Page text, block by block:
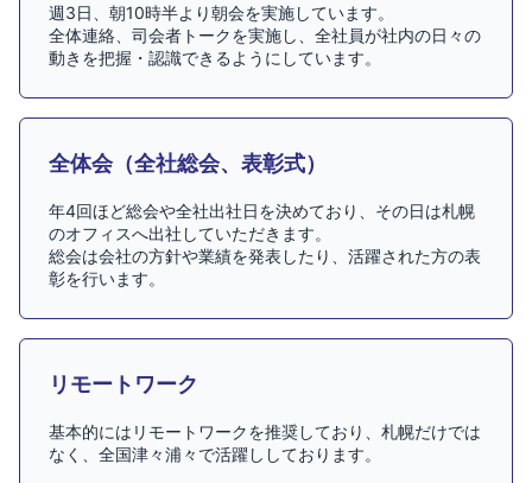
週3日、朝10時半より朝会を実施しています。
全体連絡、司会者トークを実施し、全社員が社内の日々の
動きを把握・認識できるようにしています。
全体会（全社総会、表彰式）
年4回ほど総会や全社出社日を決めており、その日は札幌
のオフィスへ出社していただきます。
総会は会社の方針や業績を発表したり、活躍された方の表
彰を行います。
リモートワーク
基本的にはリモートワークを推奨しており、札幌だけでは
なく、全国津々浦々で活躍ししております。